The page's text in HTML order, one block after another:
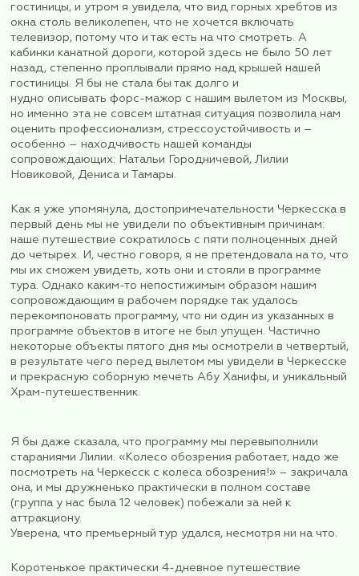
Черкесск находится где-то на полпути, мы
проехать его в полной темноте, ни о каких
достопримечательностях речи быть не могло –
часов въехали мы в столицу Карачаево-
там ждал шикарный обед – даже с супом и
фейхоа или клубники – кому какой кувшин
Неожиданно и очень приятно. Ничто так не
настроение и не придает сил усталым путникам,
пищи в любое время суток. Тяготы
в Шереметьево постепенно стирались из
ночи мы добрались до
гостиницы, и утром я увидела, что вид горных
окна столь великолепен, что не хочется
телевизор, потому что и так есть на что
кабинки канатной дороги, которой здесь не
назад, степенно проплывали прямо над крышей
гостиницы. Я бы не стала бы так долго и
нудно описывать форс-мажор с нашим вылетом
но именно эта не совсем штатная ситуация
оценить профессионализм,
Новиковой, Дениса и Тамары.
Как я уже упомянула, достопримечательности
первый день мы не увидели по объективным
наше путешествие сократилось с пяти
мы их сможем увидеть, хоть они и стояли в